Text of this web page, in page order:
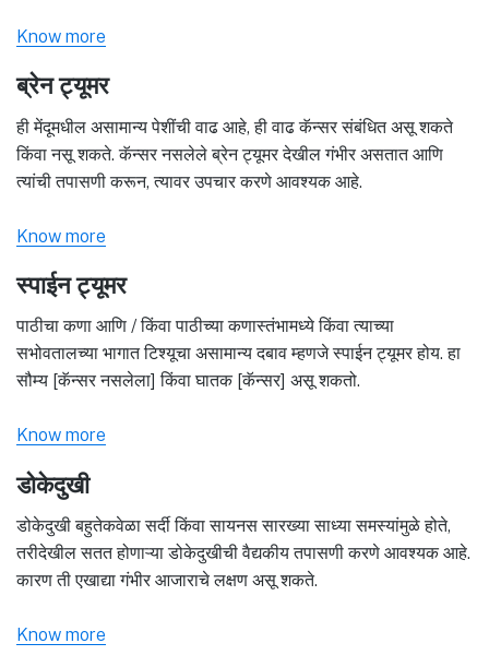
Know more
ब्रेन ट्यूमर
ही मेंदूमधील असामान्य पेशींची वाढ आहे, ही वाढ कॅन्सर संबंधित असू शकते
किंवा नसू शकते. कॅन्सर नसलेले ब्रेन ट्यूमर देखील गंभीर असतात आणि
त्यांची तपासणी करून, त्यावर उपचार करणे आवश्यक आहे.
Know more
स्पाईन ट्यूमर
पाठीचा कणा आणि / किंवा पाठीच्या कणास्तंभामध्ये किंवा त्याच्या
सभोवतालच्या भागात टिश्यूचा असामान्य दबाव म्हणजे स्पाईन ट्यूमर होय. हा
सौम्य [कॅन्सर नसलेला] किंवा घातक [कॅन्सर] असू शकतो.
Know more
डोकेदुखी
डोकेदुखी बहुतेकवेळा सर्दी किंवा सायनस सारख्या साध्या समस्यांमुळे होते,
तरीदेखील सतत होणाऱ्या डोकेदुखीची वैद्यकीय तपासणी करणे आवश्यक आहे.
कारण ती एखाद्या गंभीर आजाराचे लक्षण असू शकते.
Know more